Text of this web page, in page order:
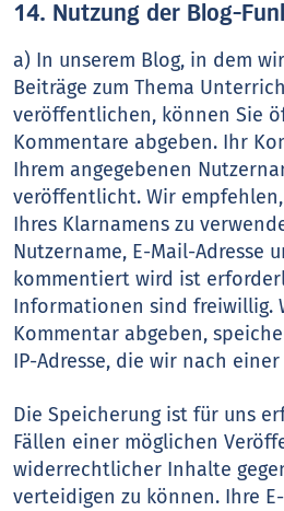
14. Nutzung der Blog-
a) In unserem Blog, in dem
Beiträge zum Thema
veröffentlichen, können Sie
Kommentare abgeben. Ihr
Ihrem angegebenen
veröffentlicht. Wir
Ihres Klarnamens zu
Nutzername, E-Mail-Adresse
kommentiert wird ist
Informationen sind freiwillig.
Kommentar abgeben,
IP-Adresse, die wir nach
Die Speicherung ist für uns
Fällen einer möglichen
widerrechtlicher Inhalte
verteidigen zu können. Ihre